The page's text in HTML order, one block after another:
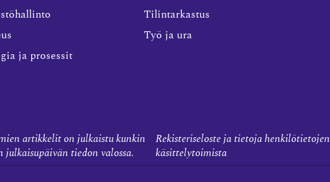
ja prosessit
Tilintarkastus
Työ ja ura
artikkelit on julkaistu kunkin
julkaisupäivän tiedon valossa.
Rekisteriseloste ja tietoja henkilötietojen
käsittelytoimista